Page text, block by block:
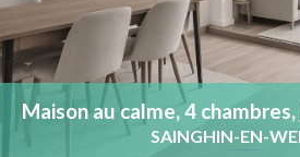
Maison au calme, 4
ouest
SAINGHIN-EN-